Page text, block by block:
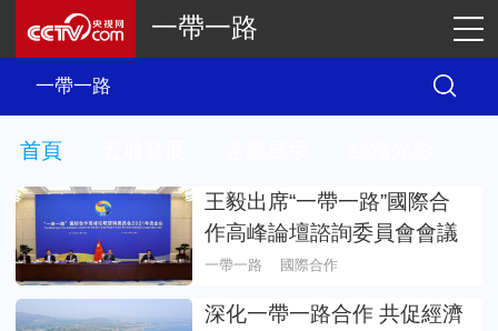
一帶一路
首頁
王毅出席“一帶一路”國際合
作高峰論壇諮詢委員會會議
一帶一路 國際合作
深化一帶一路合作 共促經濟